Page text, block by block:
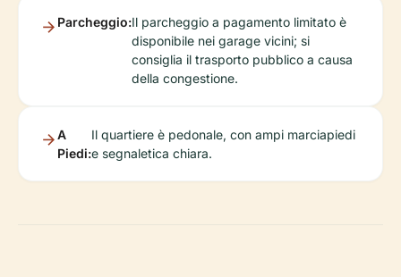
Parcheggio:Il parcheggio a pagamento limitato è
disponibile nei garage vicini; si
consiglia il trasporto pubblico a causa
della congestione.
A
Piedi:
Il quartiere è pedonale, con ampi marciapiedi
e segnaletica chiara.